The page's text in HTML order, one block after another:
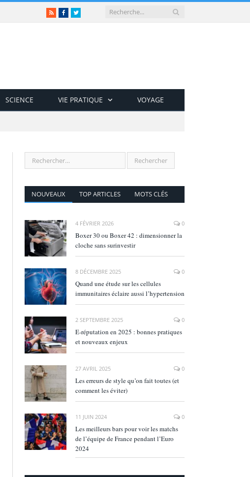
RSSFacebookTwitter
SCIENCE VIE PRATIQUE VOYAGE
NOUVEAUX TOP ARTICLES MOTS CLÉS
4 FÉVRIER 2026 0
Boxer 30 ou Boxer 42 : dimensionner la
cloche sans surinvestir
8 DÉCEMBRE 2025 0
Quand une étude sur les cellules
immunitaires éclaire aussi l’hypertension
2 SEPTEMBRE 2025 0
E‑réputation en 2025 : bonnes pratiques
et nouveaux enjeux
27 AVRIL 2025 0
Les erreurs de style qu’on fait toutes (et
comment les éviter)
11 JUIN 2024 0
Les meilleurs bars pour voir les matchs
de l’équipe de France pendant l’Euro
2024